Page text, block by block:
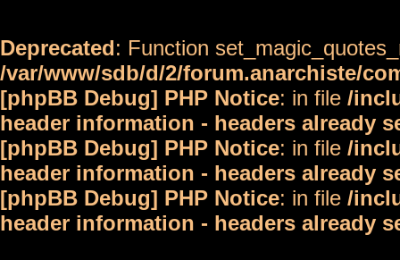
Deprecated: Function
/var/www/sdb/d/2/forum.anarchiste/
[phpBB Debug] PHP Notice: in file /
header information - headers already
[phpBB Debug] PHP Notice: in file /
header information - headers already
[phpBB Debug] PHP Notice: in file /
header information - headers already